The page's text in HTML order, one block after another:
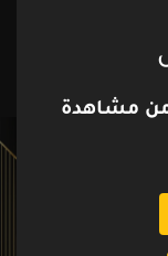
من مشاهدة